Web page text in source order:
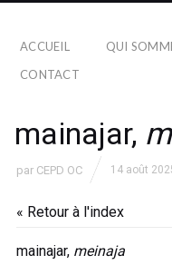
ACCUEIL QUI
CONTACT
mainajar,
par CEPD OC 14 août
« Retour à l'index
mainajar, meinaja